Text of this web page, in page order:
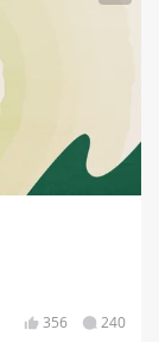
356 240